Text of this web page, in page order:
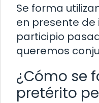
Se forma
en presente de
participio
queremos
¿Cómo se
pretérito